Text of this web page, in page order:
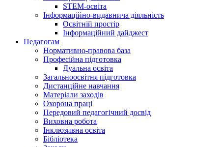
STEM-освіта
Інформаційно-видавнича діяльність
Освітній простір
Інформаційний дайджест
Педагогам
Нормативно-правова база
Професійна підготовка
Дуальна освіта
Загальноосвітня підготовка
Дистанційне навчання
Матеріали заходів
Охорона праці
Передовий педагогічний досвід
Виховна робота
Інклюзивна освіта
Бібліотека